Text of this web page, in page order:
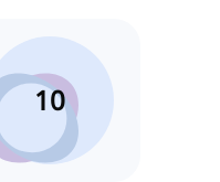
10